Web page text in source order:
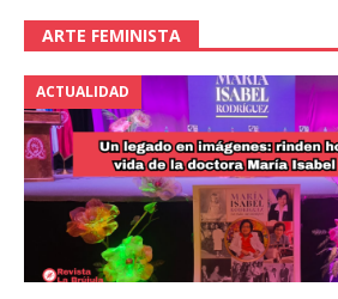
ARTE FEMINISTA
ACTUALIDAD